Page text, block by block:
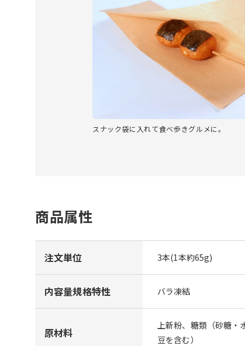
スナック袋に入れて食べ歩きグルメに。
商品属性
注文単位 3本(1本約65g)
内容量規格特性 バラ凍結
原材料
上新粉、糖類（砂糖
豆を含む）